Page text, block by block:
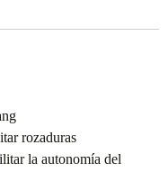
rozaduras
la autonomía del